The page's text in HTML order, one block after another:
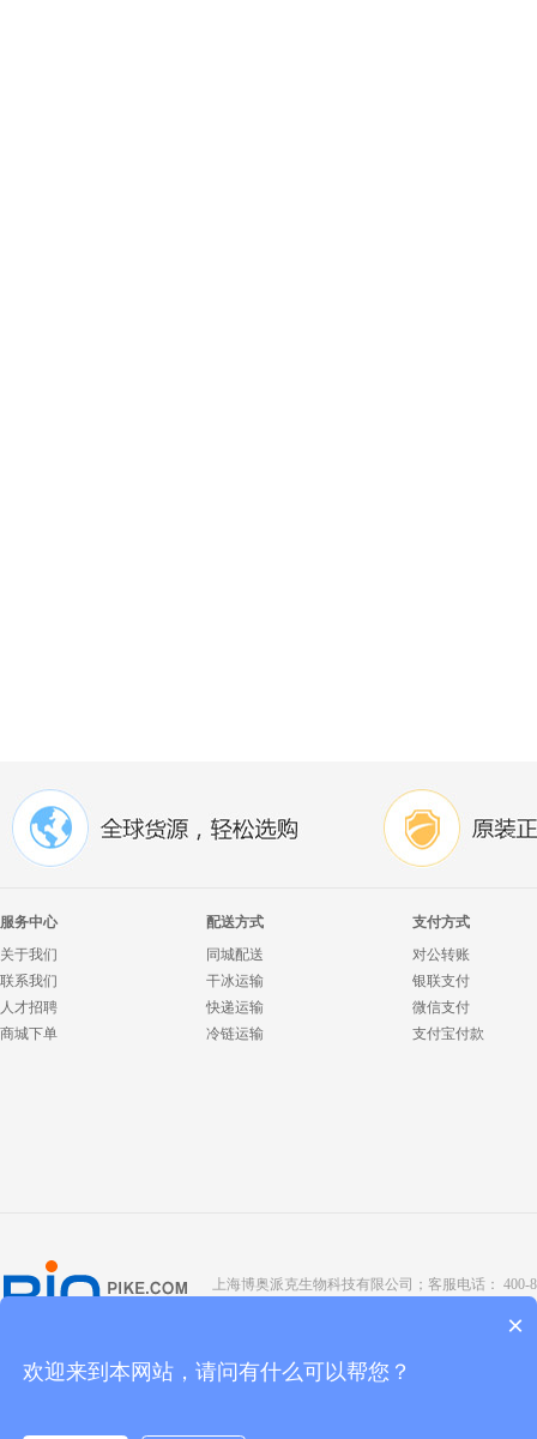
服务中心
关于我们
联系我们
人才招聘
商城下单
配送方式
同城配送
干冰运输
快递运输
冷链运输
支付方式
对公转账
银联支付
微信支付
支付宝付款
上海博奥派克生物科技有限公司；客服电话： 400-
京ICP备
×
欢迎来到本网站，请问有什么可以帮您？